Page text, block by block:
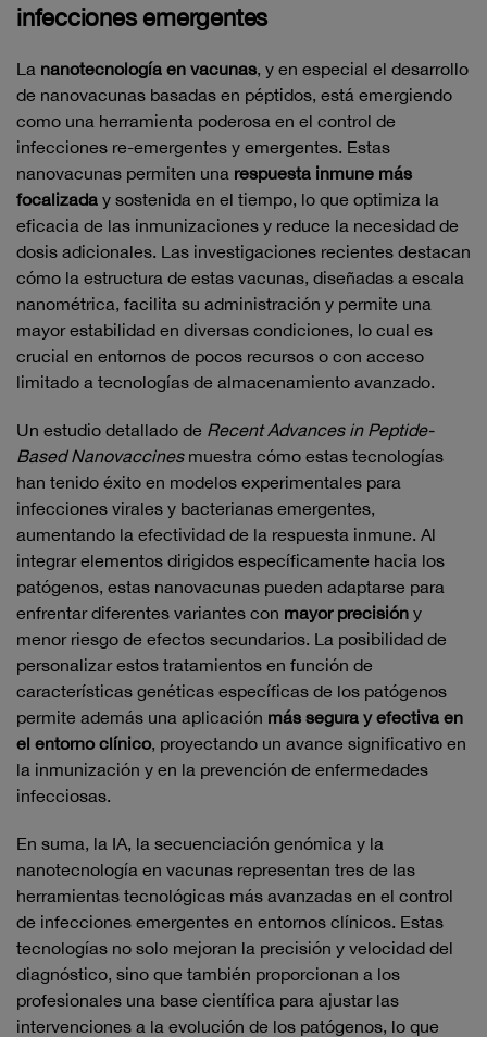
infecciones emergentes
La nanotecnología en vacunas, y en especial el desarrollo
de nanovacunas basadas en péptidos, está emergiendo
como una herramienta poderosa en el control de
infecciones re-emergentes y emergentes. Estas
nanovacunas permiten una respuesta inmune más
focalizada y sostenida en el tiempo, lo que optimiza la
eficacia de las inmunizaciones y reduce la necesidad de
dosis adicionales. Las investigaciones recientes destacan
cómo la estructura de estas vacunas, diseñadas a escala
nanométrica, facilita su administración y permite una
mayor estabilidad en diversas condiciones, lo cual es
crucial en entornos de pocos recursos o con acceso
limitado a tecnologías de almacenamiento avanzado.
Un estudio detallado de Recent Advances in Peptide-
Based Nanovaccinesmuestra cómo estas tecnologías
han tenido éxito en modelos experimentales para
infecciones virales y bacterianas emergentes,
aumentando la efectividad de la respuesta inmune. Al
integrar elementos dirigidos específicamente hacia los
patógenos, estas nanovacunas pueden adaptarse para
enfrentar diferentes variantes con mayor precisión y
menor riesgo de efectos secundarios. La posibilidad de
personalizar estos tratamientos en función de
características genéticas específicas de los patógenos
permite además una aplicación más segura y efectiva en
el entorno clínico, proyectando un avance significativo en
la inmunización y en la prevención de enfermedades
infecciosas.
En suma, la IA, la secuenciación genómica y la
nanotecnología en vacunas representan tres de las
herramientas tecnológicas más avanzadas en el control
de infecciones emergentes en entornos clínicos. Estas
tecnologías no solo mejoran la precisión y velocidad del
diagnóstico, sino que también proporcionan a los
profesionales una base científica para ajustar las
intervenciones a la evolución de los patógenos, lo que